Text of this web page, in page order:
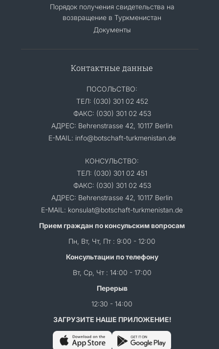
Порядок получения свидетельства на
возвращение в Туркменистан
Документы
Контактные данные
ПОСОЛЬСТВО:
ТЕЛ: (030) 301 02 452
ФАКС: (030) 301 02 453
АДРЕС: Behrenstrasse 42, 10117 Berlin
E-MAIL: info@botschaft-turkmenistan.de
КОНСУЛЬСТВО:
ТЕЛ: (030) 301 02 451
ФАКС: (030) 301 02 453
АДРЕС: Behrenstrasse 42, 10117 Berlin
E-MAIL: konsulat@botschaft-turkmenistan.de
Прием граждан по консульским вопросам
Пн, Вт, Чт, Пт : 9:00 - 12:00
Консультации по телефону
Вт, Ср, Чт : 14:00 - 17:00
Перерыв
12:30 - 14:00
ЗАГРУЗИТЕ НАШЕ ПРИЛОЖЕНИЕ!